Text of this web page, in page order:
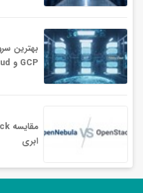
GCP و Alibaba Cloud
ابری